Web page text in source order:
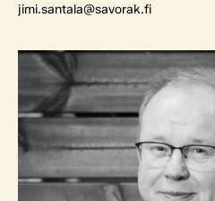
jimi.santala@savorak.fi